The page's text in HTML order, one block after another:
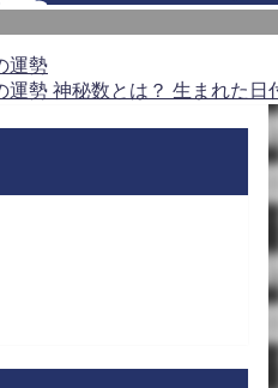
運勢
運勢 神秘数とは？ 生まれた